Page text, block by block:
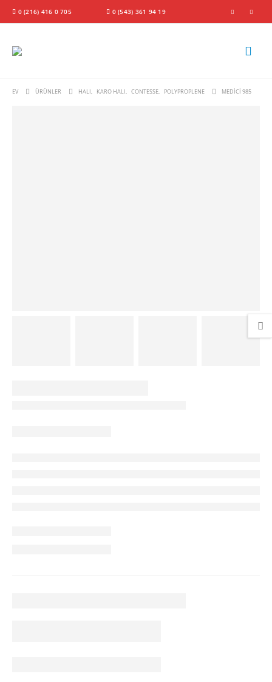
0 (216) 416 0 705 0 (543) 361 94 19
EV ÜRÜNLER HALI, KARO HALI, CONTESSE, POLYPROPLENE MEDICI 985